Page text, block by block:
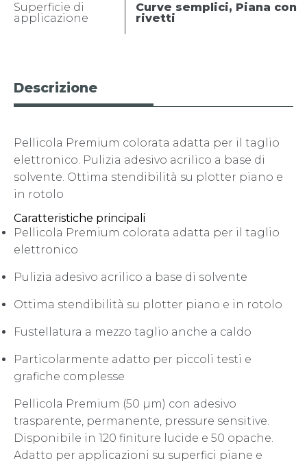
Superficie di
applicazione
Curve semplici, Piana con
rivetti
Descrizione
Pellicola Premium colorata adatta per il taglio
elettronico. Pulizia adesivo acrilico a base di
solvente. Ottima stendibilità su plotter piano e
in rotolo
Caratteristiche principali
Pellicola Premium colorata adatta per il taglio
elettronico
Pulizia adesivo acrilico a base di solvente
Ottima stendibilità su plotter piano e in rotolo
Fustellatura a mezzo taglio anche a caldo
Particolarmente adatto per piccoli testi e
grafiche complesse
Pellicola Premium (50 µm) con adesivo
trasparente, permanente, pressure sensitive.
Disponibile in 120 finiture lucide e 50 opache.
Adatto per applicazioni su superfici piane e